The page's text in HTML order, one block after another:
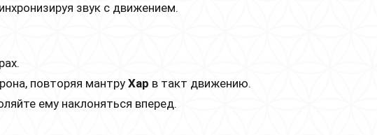
звук с движением.
повторяя мантру Хар в такт движению.
ему наклоняться вперед.